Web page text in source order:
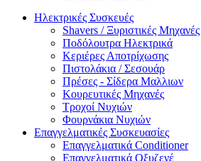
Ηλεκτρικές Συσκευές
Shavers / Ξυριστικές Μηχανές
Ποδόλουτρα Ηλεκτρικά
Κεριέρες Αποτρίχωσης
Πιστολάκια / Σεσουάρ
Πρέσες - Σίδερα Μαλλιων
Κουρευτικές Μηχανές
Τροχοί Νυχιών
Φουρνάκια Νυχιών
Επαγγελματικές Συσκευασίες
Επαγγελματικά Conditioner
Επαγγελματικά Oξυζενέ